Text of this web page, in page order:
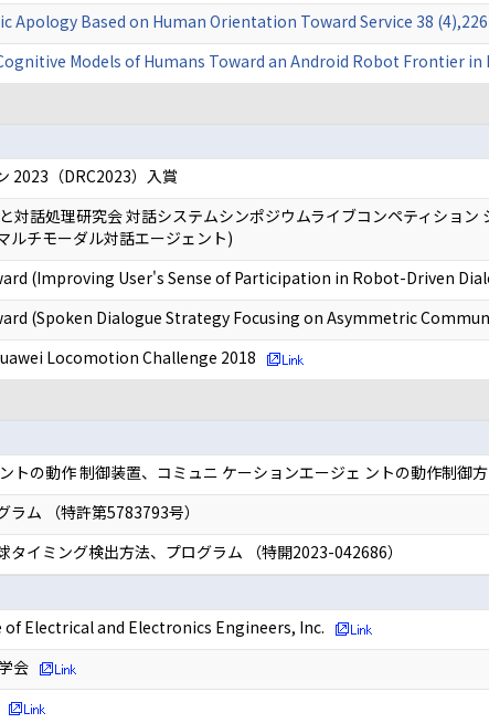
Based on Human Orientation Toward Service 38
Models of Humans Toward an Android Robot Frontier in
2023（DRC2023）入賞
対話処理研究会 対話システムシンポジウムライブコンペティショ
ルチモーダル対話エージェント)
(Improving User's Sense of Participation in Robot-Driven
(Spoken Dialogue Strategy Focusing on Asymmetric
Locomotion Challenge 2018
トの動作 制御装置、コミュニ ケーションエージェ ントの動作制御
ム （特許第5783793号）
タイミング検出方法、プログラム （特開2023-042686）
Electrical and Electronics Engineers, Inc.
会